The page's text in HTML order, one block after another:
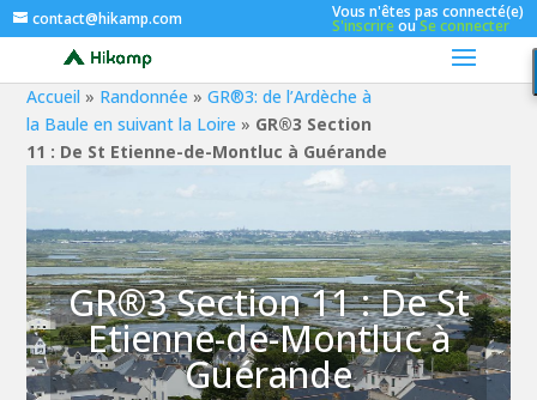
contact@hikamp.com Vous n'êtes pas connecté(e)
S'inscrireouSe connecter
Accueil » Randonnée »GR®3: de l’Ardèche à
la Baule en suivant la Loire » GR®3 Section
11 : De St Etienne-de-Montluc à Guérande
GR®3 Section 11 : De St
Etienne-de-Montluc à
Guérande